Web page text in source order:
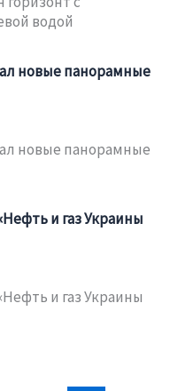
водой
новые панорамные
новые панорамные
и газ Украины
и газ Украины